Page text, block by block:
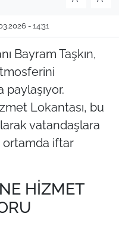
- 14:31
Bayram Taşkın,
paylaşıyor.
Lokantası, bu
vatandaşlara
ortamda iftar
HİZMET